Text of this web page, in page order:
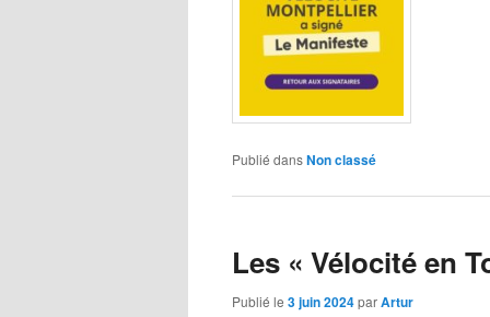
Publié dansNon classé
Les « Vélocité en
Publié le 3 juin 2024parArtur